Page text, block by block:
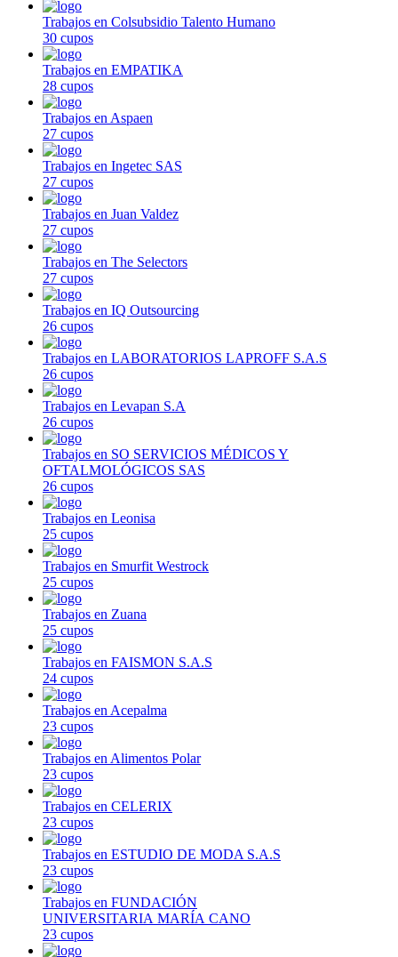
Trabajos en Colsubsidio Talento Humano
30 cupos
Trabajos en EMPATIKA
28 cupos
Trabajos en Aspaen
27 cupos
Trabajos en Ingetec SAS
27 cupos
Trabajos en Juan Valdez
27 cupos
Trabajos en The Selectors
27 cupos
Trabajos en IQ Outsourcing
26 cupos
Trabajos en LABORATORIOS LAPROFF S.A.S
26 cupos
Trabajos en Levapan S.A
26 cupos
Trabajos en SO SERVICIOS MÉDICOS Y
OFTALMOLÓGICOS SAS
26 cupos
Trabajos en Leonisa
25 cupos
Trabajos en Smurfit Westrock
25 cupos
Trabajos en Zuana
25 cupos
Trabajos en FAISMON S.A.S
24 cupos
Trabajos en Acepalma
23 cupos
Trabajos en Alimentos Polar
23 cupos
Trabajos en CELERIX
23 cupos
Trabajos en ESTUDIO DE MODA S.A.S
23 cupos
Trabajos en FUNDACIÓN
UNIVERSITARIA MARÍA CANO
23 cupos